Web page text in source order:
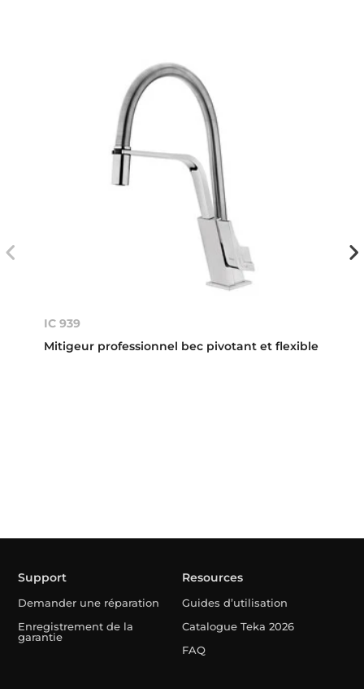
IC 939
Mitigeur professionnel bec pivotant et flexible
Support
Demander une réparation
Enregistrement de la
garantie
Resources
Guides d’utilisation
Catalogue Teka 2026
FAQ